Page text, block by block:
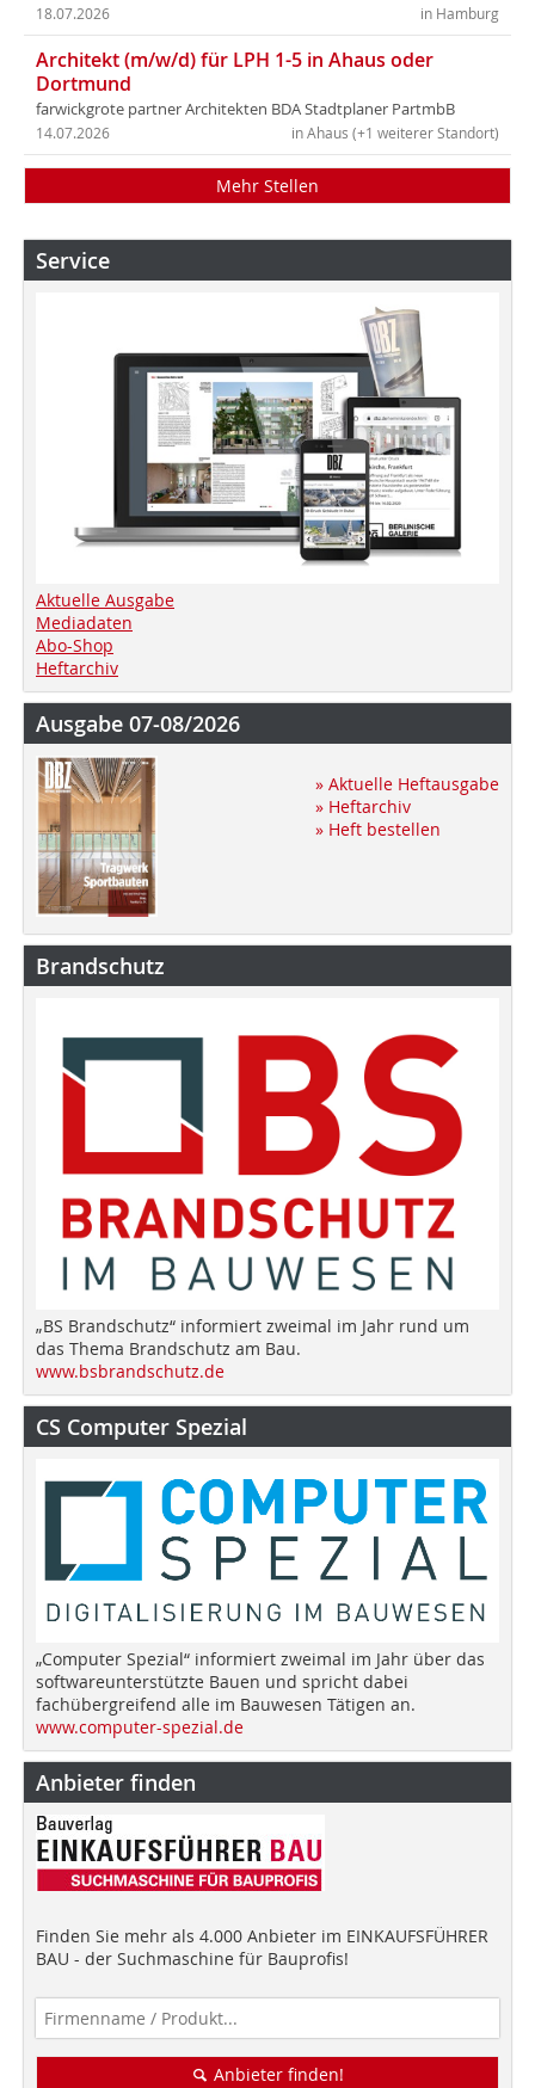
in Hamburg
18.07.2026
Architekt (m/w/d) für LPH 1-5 in Ahaus oder
Dortmund
farwickgrote partner Architekten BDA Stadtplaner PartmbB
in Ahaus (+1 weiterer Standort)
14.07.2026
Mehr Stellen
Service
Aktuelle Ausgabe
Mediadaten
Abo-Shop
Heftarchiv
Ausgabe 07-08/2026
» Aktuelle Heftausgabe
» Heftarchiv
» Heft bestellen
Brandschutz
„BS Brandschutz“ informiert zweimal im Jahr rund um
das Thema Brandschutz am Bau.
www.bsbrandschutz.de
CS Computer Spezial
„Computer Spezial“ informiert zweimal im Jahr über das
softwareunterstützte Bauen und spricht dabei
fachübergreifend alle im Bauwesen Tätigen an.
www.computer-spezial.de
Anbieter finden
Finden Sie mehr als 4.000 Anbieter im EINKAUFSFÜHRER
BAU - der Suchmaschine für Bauprofis!
Anbieter finden!